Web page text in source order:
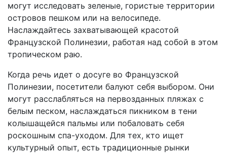
могут исследовать зеленые, гористые территории
островов пешком или на велосипеде.
Наслаждайтесь захватывающей красотой
Французской Полинезии, работая над собой в этом
тропическом раю.
Когда речь идет о досуге во Французской
Полинезии, посетители балуют себя выбором. Они
могут расслабляться на первозданных пляжах с
белым песком, наслаждаться пикником в тени
колышащейся пальмы или побаловать себя
роскошным спа-уходом. Для тех, кто ищет
культурный опыт, есть традиционные рынки